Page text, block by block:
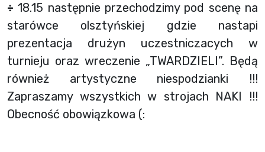
÷ 18.15 następnie przechodzimy pod scenę na
starówce olsztyńskiej gdzie nastapi
prezentacja drużyn uczestniczacych w
turnieju oraz wreczenie „TWARDZIELI”. Będą
również artystyczne niespodzianki !!!
Zapraszamy wszystkich w strojach NAKI !!!
Obecność obowiązkowa (: